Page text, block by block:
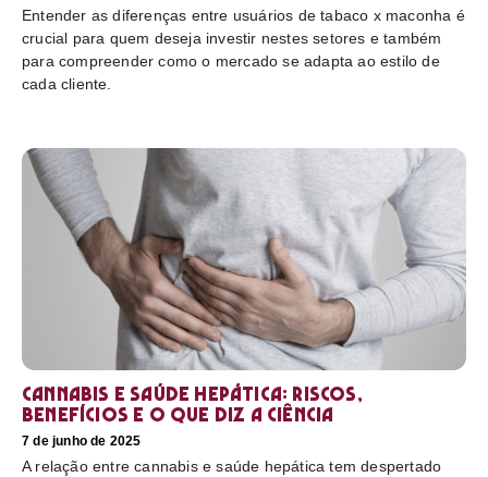
Entender as diferenças entre usuários de tabaco x maconha é
crucial para quem deseja investir nestes setores e também
para compreender como o mercado se adapta ao estilo de
cada cliente.
Cannabis e saúde hepática: riscos,
benefícios e o que diz a ciência
7 de junho de 2025
A relação entre cannabis e saúde hepática tem despertado